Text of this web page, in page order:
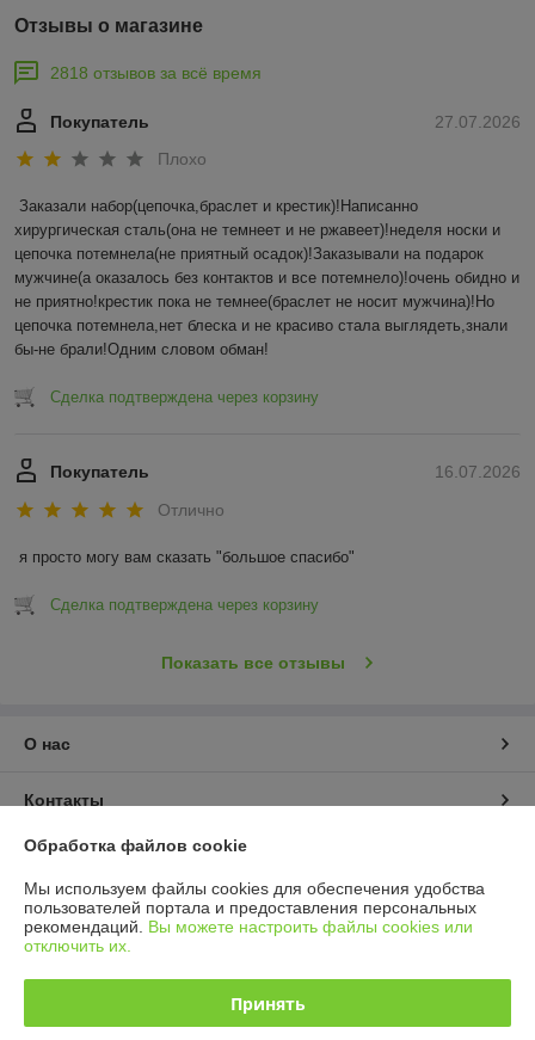
Отзывы о магазине
2818 отзывов за всё время
27.07.2026
Покупатель
Плохо
Заказали набор(цепочка,браслет и крестик)!Написанно
хирургическая сталь(она не темнеет и не ржавеет)!неделя носки и
цепочка потемнела(не приятный осадок)!Заказывали на подарок
мужчине(а оказалось без контактов и все потемнело)!очень обидно и
не приятно!крестик пока не темнее(браслет не носит мужчина)!Но
цепочка потемнела,нет блеска и не красиво стала выглядеть,знали
бы-не брали!Одним словом обман!
Сделка подтверждена через корзину
16.07.2026
Покупатель
Отлично
я просто могу вам сказать "большое спасибо"
Сделка подтверждена через корзину
Показать все отзывы
О нас
Контакты
Доставка и оплата
График работы
Политика обработки cookies
Обработка файлов cookie
Мы используем файлы cookies для обеспечения удобства
пользователей портала и предоставления персональных
рекомендаций. Вы можете настроить файлы cookies или
отключить их.
Принять